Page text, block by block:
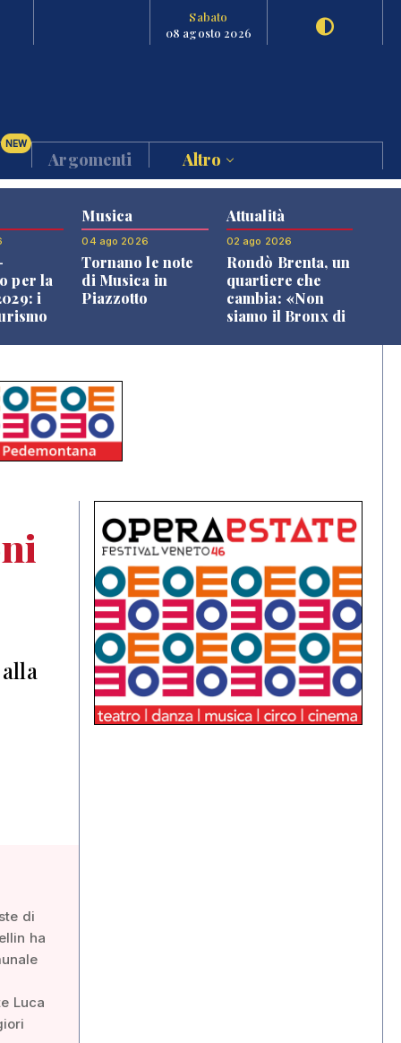
Sabato
08 agosto 2026
NEW
Argomenti Altro
per la
i
Musica
04 ago 2026
Tornano le note
di Musica in
Piazzotto
Attualità
02 ago 2026
Rondò Brenta, un
quartiere che
cambia: «Non
siamo il Bronx di
di
ha
Luca